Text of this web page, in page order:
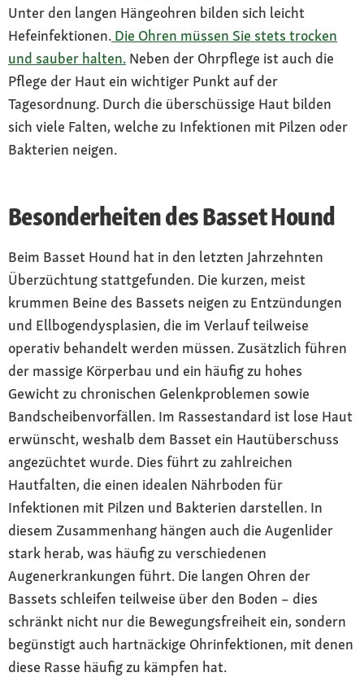
Unter den langen Hängeohren bilden sich leicht
Hefeinfektionen. Die Ohren müssen Sie stets trocken
und sauber halten. Neben der Ohrpflege ist auch die
Pflege der Haut ein wichtiger Punkt auf der
Tagesordnung. Durch die überschüssige Haut bilden
sich viele Falten, welche zu Infektionen mit Pilzen oder
Bakterien neigen.
Besonderheiten des Basset Hound
Beim Basset Hound hat in den letzten Jahrzehnten
Überzüchtung stattgefunden. Die kurzen, meist
krummen Beine des Bassets neigen zu Entzündungen
und Ellbogendysplasien, die im Verlauf teilweise
operativ behandelt werden müssen. Zusätzlich führen
der massige Körperbau und ein häufig zu hohes
Gewicht zu chronischen Gelenkproblemen sowie
Bandscheibenvorfällen. Im Rassestandard ist lose Haut
erwünscht, weshalb dem Basset ein Hautüberschuss
angezüchtet wurde. Dies führt zu zahlreichen
Hautfalten, die einen idealen Nährboden für
Infektionen mit Pilzen und Bakterien darstellen. In
diesem Zusammenhang hängen auch die Augenlider
stark herab, was häufig zu verschiedenen
Augenerkrankungen führt. Die langen Ohren der
Bassets schleifen teilweise über den Boden – dies
schränkt nicht nur die Bewegungsfreiheit ein, sondern
begünstigt auch hartnäckige Ohrinfektionen, mit denen
diese Rasse häufig zu kämpfen hat.